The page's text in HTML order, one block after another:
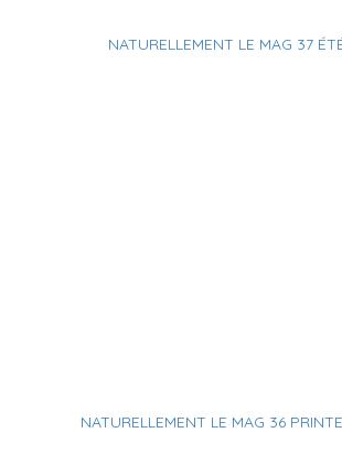
NATURELLEMENT LE MAG 37
NATURELLEMENT LE MAG 36